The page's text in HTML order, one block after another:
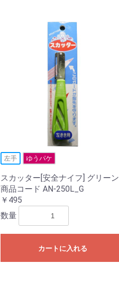
左手 ゆうパケ
スカッター[安全ナイフ] グリーン
商品コード AN-250L_G
￥495
数量
カートに入れる